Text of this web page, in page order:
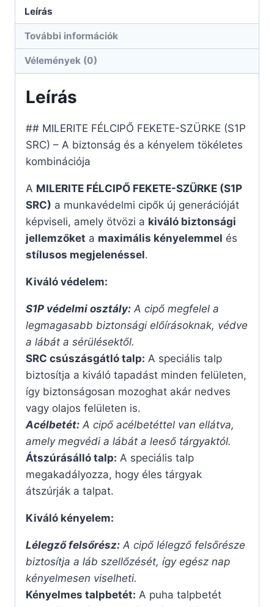
Leírás
További információk
Vélemények (0)
Leírás
## MILERITE FÉLCIPŐ FEKETE-SZÜRKE (S1P
SRC) – A biztonság és a kényelem tökéletes
kombinációja
A MILERITE FÉLCIPŐ FEKETE-SZÜRKE (S1P
SRC) a munkavédelmi cipők új generációját
képviseli, amely ötvözi a kiváló biztonsági
jellemzőket a maximális kényelemmel és
stílusos megjelenéssel.
Kiváló védelem:
S1P védelmi osztály: A cipő megfelel a
legmagasabb biztonsági előírásoknak, védve
a lábát a sérülésektől.
SRC csúszásgátló talp: A speciális talp
biztosítja a kiváló tapadást minden felületen,
így biztonságosan mozoghat akár nedves
vagy olajos felületen is.
Acélbetét: A cipő acélbetéttel van ellátva,
amely megvédi a lábát a leeső tárgyaktól.
Átszúrásálló talp: A speciális talp
megakadályozza, hogy éles tárgyak
átszúrják a talpat.
Kiváló kényelem:
Lélegző felsőrész: A cipő lélegző felsőrésze
biztosítja a láb szellőzését, így egész nap
kényelmesen viselheti.
Kényelmes talpbetét: A puha talpbetét